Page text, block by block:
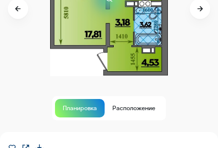
Планировка Расположение